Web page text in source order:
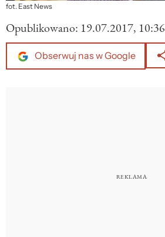
fot. East News
Opublikowano: 19.07.2017, 10:36
Obserwuj nas w Google